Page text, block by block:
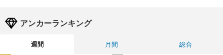
アンカーランキング
週間 月間
総合